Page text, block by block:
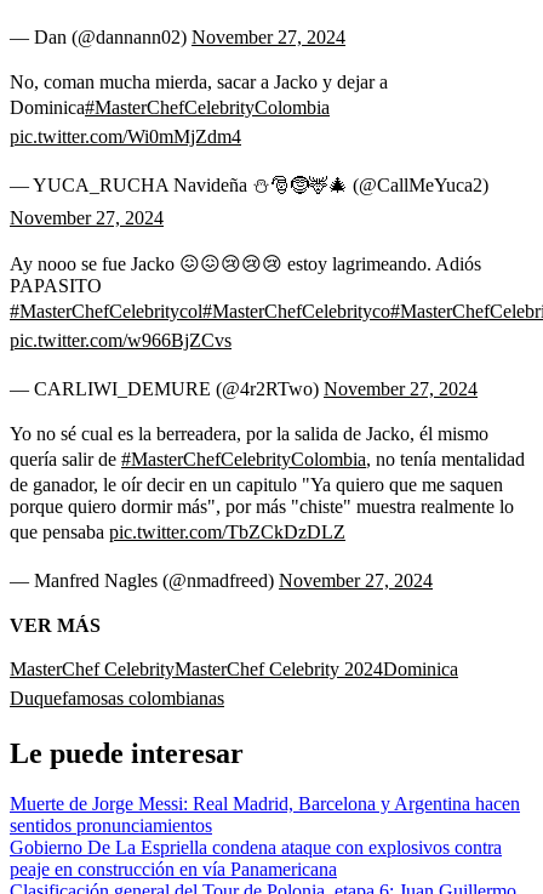
— Dan (@dannann02) November 27, 2024
No, coman mucha mierda, sacar a Jacko y dejar a
Dominica#MasterChefCelebrityColombia
pic.twitter.com/Wi0mMjZdm4
— YUCA_RUCHA Navideña ⛄🎅🤶🦌🎄 (@CallMeYuca2)
November 27, 2024
Ay nooo se fue Jacko 😖😖😢😢😢 estoy lagrimeando. Adiós
PAPASITO
#MasterChefCelebritycol#MasterChefCelebrityco
pic.twitter.com/w966BjZCvs
— CARLIWI_DEMURE (@4r2RTwo) November 27, 2024
Yo no sé cual es la berreadera, por la salida de Jacko, él mismo
quería salir de #MasterChefCelebrityColombia, no tenía mentalidad
de ganador, le oír decir en un capitulo "Ya quiero que me saquen
porque quiero dormir más", por más "chiste" muestra realmente lo
que pensaba pic.twitter.com/TbZCkDzDLZ
— Manfred Nagles (@nmadfreed) November 27, 2024
VER MÁS
MasterChef CelebrityMasterChef Celebrity 2024Dominica
Duquefamosas colombianas
Le puede interesar
Muerte de Jorge Messi: Real Madrid, Barcelona y Argentina hacen
sentidos pronunciamientos
Gobierno De La Espriella condena ataque con explosivos contra
peaje en construcción en vía Panamericana